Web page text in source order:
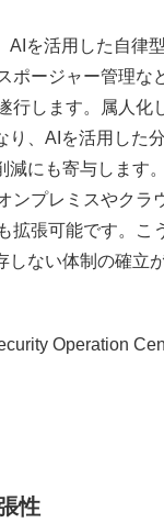
を活用した自律
ポージャー管理な
行します。属人化
、AIを活用した
にも寄与します
ンプレミスやクラ
拡張可能です。こ
ない体制の確立が
Operation
性